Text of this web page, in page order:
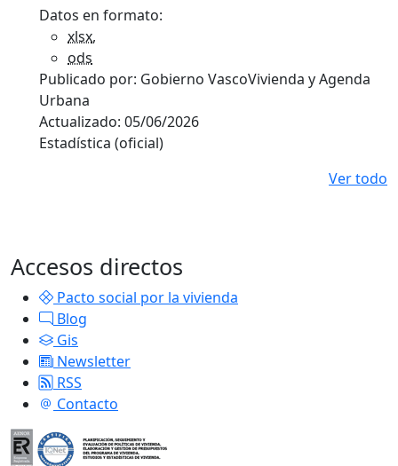
Datos en formato:
xlsx,
ods
Publicado por: Gobierno VascoVivienda y Agenda
Urbana
Actualizado: 05/06/2026
Estadística (oficial)
Ver todo
Accesos directos
Pacto social por la vivienda
Blog
Gis
Newsletter
RSS
Contacto